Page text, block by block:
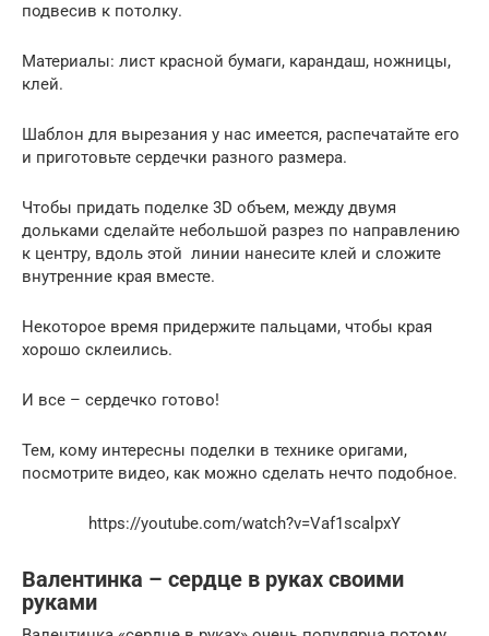
подвесив к потолку.
Материалы: лист красной бумаги, карандаш, ножницы,
клей.
Шаблон для вырезания у нас имеется, распечатайте его
и приготовьте сердечки разного размера.
Чтобы придать поделке 3D объем, между двумя
дольками сделайте небольшой разрез по направлению
к центру, вдоль этой линии нанесите клей и сложите
внутренние края вместе.
Некоторое время придержите пальцами, чтобы края
хорошо склеились.
И все – сердечко готово!
Тем, кому интересны поделки в технике оригами,
посмотрите видео, как можно сделать нечто подобное.
https://youtube.com/watch?v=Vaf1scalpxY
Валентинка – сердце в руках своими
руками